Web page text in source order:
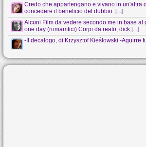
Credo che appartengano e vivano in un'altra
concedere il beneficio del dubbio. [...]
Alcuni Film da vedere secondo me in base
one day (romamtici) Corpi da reato, dick [...]
-Il decalogo, di Krzysztof Kieślowski -Aguirre